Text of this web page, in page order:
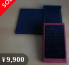
¥9,900